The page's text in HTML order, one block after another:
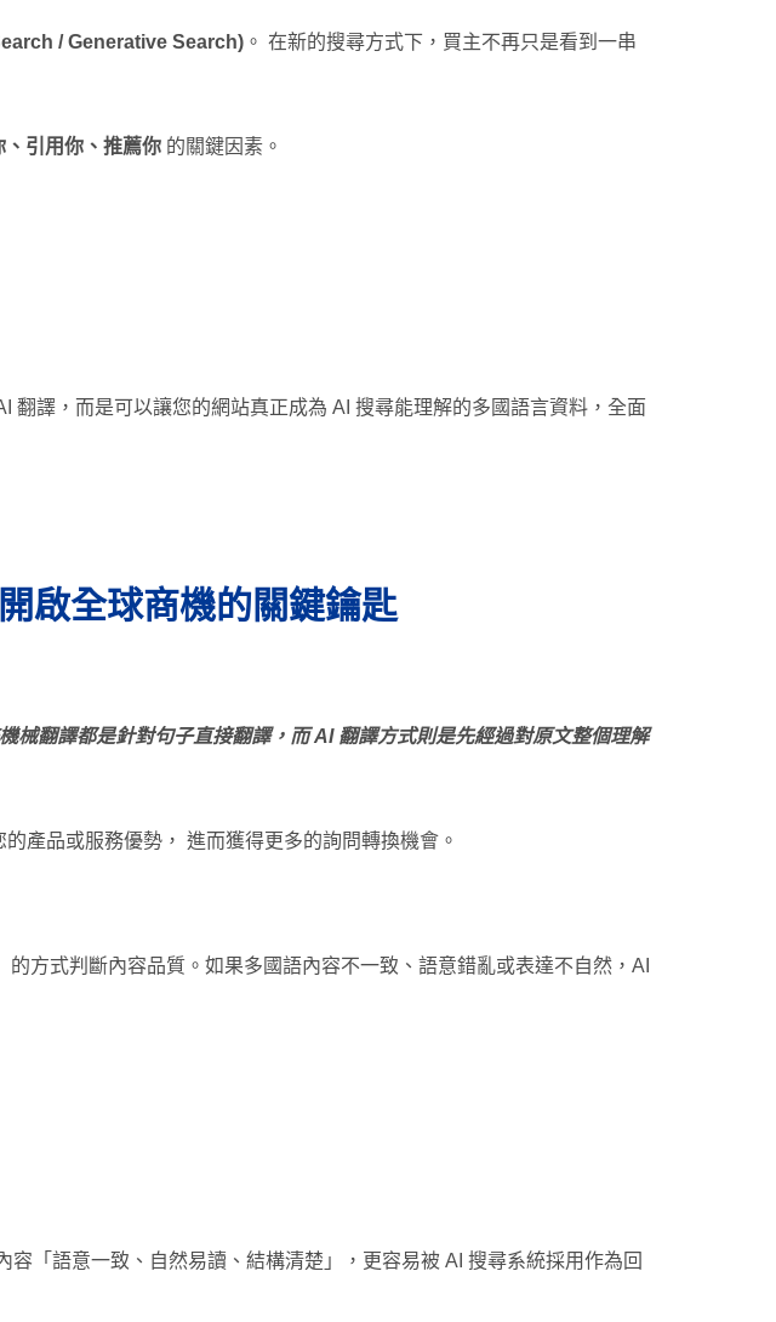
/ Generative Search) 。 在新的搜尋方式下，買主不再只是看到一串
、引用你、推薦你 的關鍵因素。
翻譯，而是可以讓您的網站真正成為 AI 搜尋能理解的多國語言資料，全面
啟全球商機的關鍵鑰匙
機械翻譯都是針對句子直接翻譯，而 AI 翻譯方式則是先經過對原文整個理解
產品或服務優勢， 進而獲得更多的詢問轉換機會。
方式判斷內容品質。如果多國語內容不一致、語意錯亂或表達不自然，AI
「語意一致、自然易讀、結構清楚」，更容易被 AI 搜尋系統採用作為回